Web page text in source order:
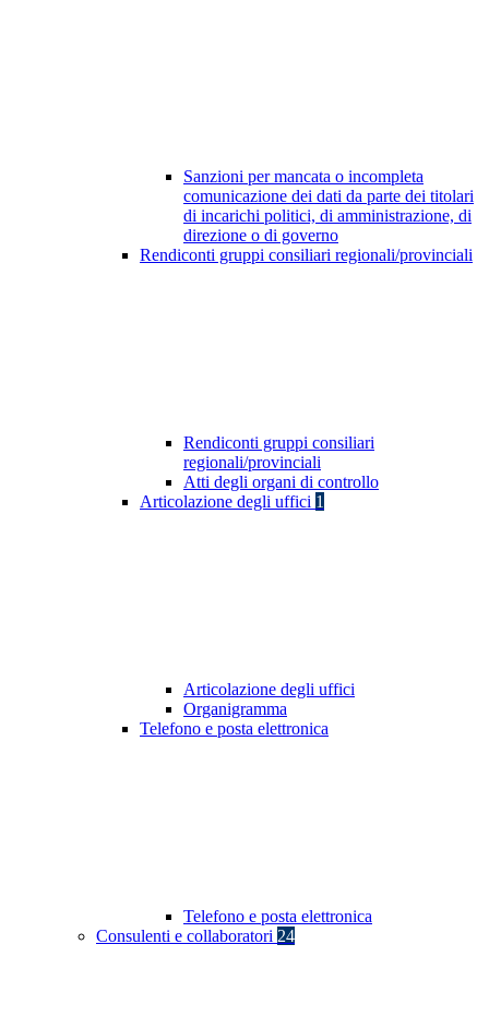
Sanzioni per mancata o incompleta
comunicazione dei dati da parte dei titolari
di incarichi politici, di amministrazione, di
direzione o di governo
Rendiconti gruppi consiliari regionali/provinciali
Rendiconti gruppi consiliari
regionali/provinciali
Atti degli organi di controllo
Articolazione degli uffici 1
Articolazione degli uffici
Organigramma
Telefono e posta elettronica
Telefono e posta elettronica
Consulenti e collaboratori 24